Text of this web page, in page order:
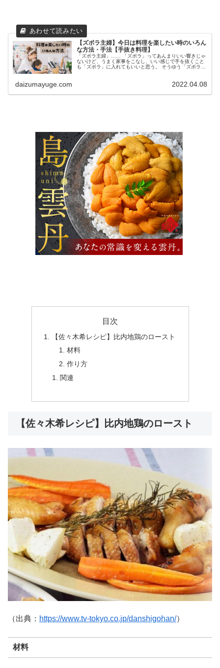
【ズボラ主婦】今日は料理を楽したい時のいろん
な方法・手法【手抜き料理】
「ズボラ主婦」…… 「ズボラ」ってあんまりいい響きじゃ
ないけど、うまく家事をこなし、いい感じで手を抜くこと
も「ズボラ」に入れてもいいと思う。 そうゆう「ズボラ主
daizumayuge.com 2022.04.08
目次
【佐々木希レシピ】比内地鶏のロースト
材料
作り方
関連
【佐々木希レシピ】比内地鶏のロースト
（出典： https://www.tv-tokyo.co.jp/danshigohan/）
材料